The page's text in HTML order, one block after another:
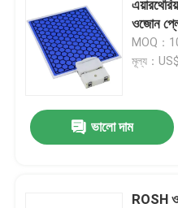
বাণিজ্যিক ওজোন মেশিন
পোর্টেবল ওজোন মেশিন
উচ্চ ভোল্টেজ প্রতিরোধক
ওজোন
MOQ：
মূল্য：
ভালো দাম
ROSH